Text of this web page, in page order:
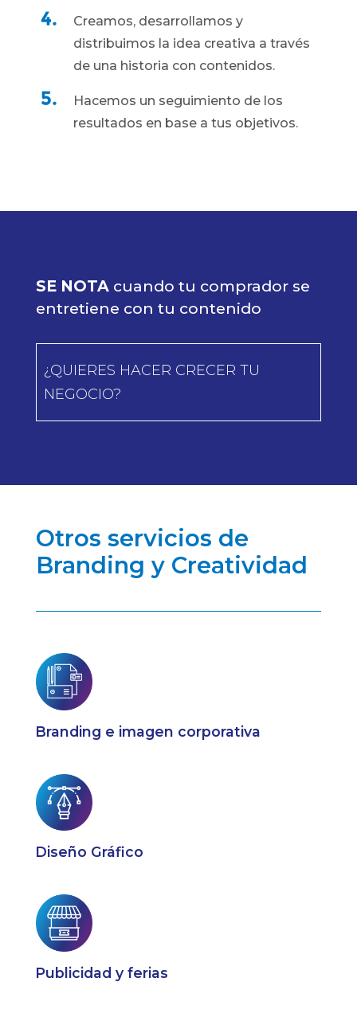
Creamos, desarrollamos y
distribuimos la idea creativa a través
de una historia con contenidos.
Hacemos un seguimiento de los
resultados en base a tus objetivos.
SE NOTA cuando tu comprador se
entretiene con tu contenido
¿QUIERES HACER CRECER TU
NEGOCIO?
Otros servicios de
Branding y Creatividad
Branding e imagen corporativa
Diseño Gráfico
Publicidad y ferias